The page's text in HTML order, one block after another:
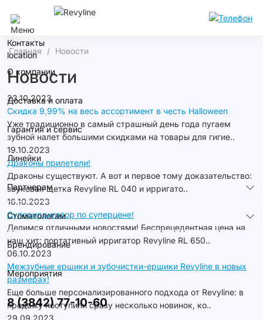
Кемерово
Контакты
О компании
Доставка и оплата
Гарантия и сервис
Линейки
Партнерам
Стоматологам
Брендирование
Мероприятия
8 (3842) 77-10-60
Главная Новости
Новости
23.10.2023
Скидка 9,99% на весь ассортимент в честь Halloween
Уже традиционно в самый страшный день года пугаем
зубной налет большими скидками на товары для гигие..
19.10.2023
Драконы прилетели!
Драконы существуют. А вот и первое тому доказательство:
звуковая щетка Revyline RL 040 и ирригато..
16.10.2023
Суперирригатор по суперцене!
Делимся отличными новостями! Беспрецедентная цена на
наш хит: портативный ирригатор Revyline RL 650..
06.10.2023
Межзубные ершики и зубочистки-ершики Revyline в новых
размерах!
Еще больше персонализированного подхода от Revyline: в
продажу поступили сразу несколько новинок, ко..
29.09.2023